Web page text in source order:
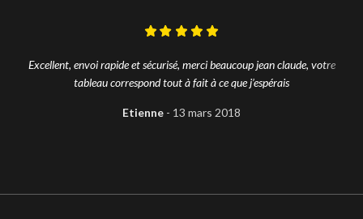
Excellent, envoi rapide et sécurisé, merci beaucoup jean claude, votre
tableau correspond tout à fait à ce que j’espérais
Etienne 13 mars 2018